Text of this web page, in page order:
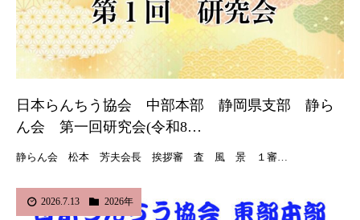
日本らんちう協会 中部本部 静岡県支部 静ら
ん会 第一回研究会(令和8…
静らん会 松本 芳夫会長 挨拶審 査 風 景 １審…
2026.7.13 2026年